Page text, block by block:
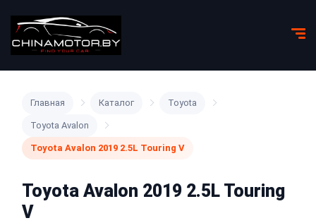
Главная Каталог Toyota
Toyota Avalon
Toyota Avalon 2019 2.5L Touring V
Toyota Avalon 2019 2.5L Touring
V